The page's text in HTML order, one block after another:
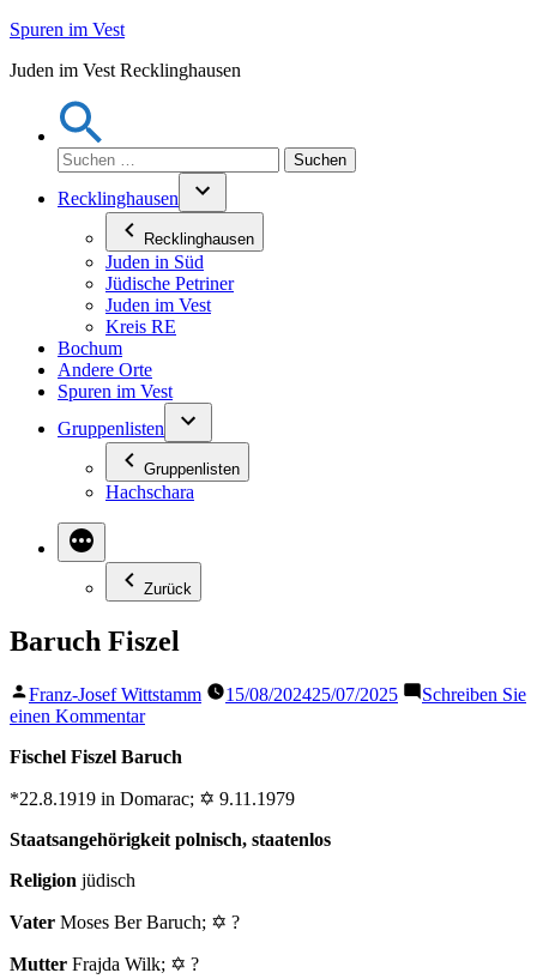
Zum
springen
Spuren im Vest
Juden im Vest Recklinghausen
Suchen
nach:
Recklinghausen
Recklinghausen
Juden in Süd
Jüdische Petriner
Juden im Vest
Kreis RE
Bochum
Andere Orte
Spuren im Vest
Gruppenlisten
Gruppenlisten
Hachschara
Zurück
Baruch Fiszel
Veröffentlicht
von
Franz-Josef Wittstamm 15/08/202425/07/2025
Schreiben Sie
einen Kommentarzu
Fiszel
Fischel Fiszel Baruch
*22.8.1919 in Domarac; ✡ 9.11.1979
Staatsangehörigkeit polnisch, staatenlos
Religion jüdisch
Vater Moses Ber Baruch; ✡ ?
Mutter Frajda Wilk; ✡ ?